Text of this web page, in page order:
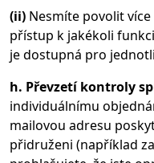
(ii) Nesmíte povolit
přístup k jakékoli
je dostupná pro
h. Převzetí kontroly
individuálnímu
mailovou adresu
přidruženi (například